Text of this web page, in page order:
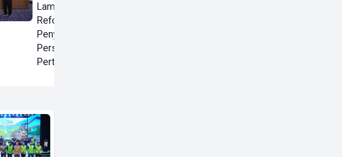
Lampung Dorong
Reformasi
Penyelesaian
Persoalan
Pertanahan